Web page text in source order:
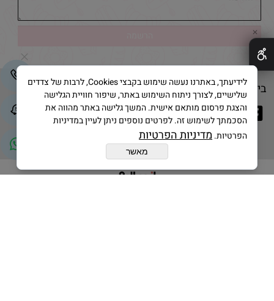
בייק אנד קייק © 2025 All Rights Reserved
✕
לידיעתך, באתרנו נעשה שימוש בקבצי Cookies, לרבות של צדדים
שלישיים, לצורך ניתוח השימוש באתר, שיפור חוויית הגלישה
והצגת פרסום מותאם אישית. המשך גלישה באתר מהווה את
הסכמתך לשימוש זה. לפרטים נוספים ניתן לעיין במדיניות
הפרטיות.מדיניות הפרטיות
מאשר